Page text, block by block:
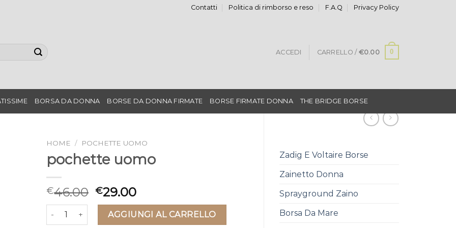
Contatti Politica di rimborso e reso F.A.Q Privacy Policy
ACCEDI CARRELLO / €0.00 0
BORSA DA DONNA BORSE DA DONNA FIRMATE BORSE FIRMATE DONNA THE BRIDGE BORSE
Zadig E Voltaire Borse
Zainetto Donna
Sprayground Zaino
Borsa Da Mare
HOME / POCHETTE UOMO
pochette uomo
€46.00 €29.00
pochette uomo quantitàAGGIUNGI AL CARRELLO